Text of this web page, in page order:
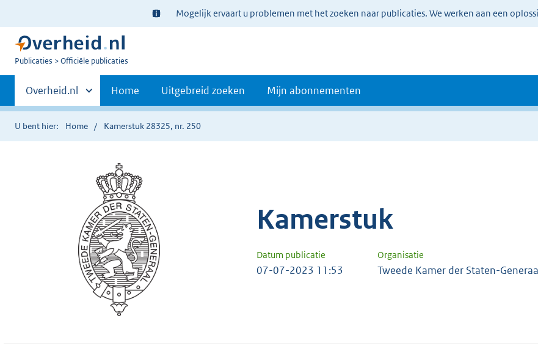
Ter
informatie:
Mogelijk ervaart u problemen met het zoeken naar publicaties. We werken aan een
U
Publicaties Officiële publicaties
Primaire
navigatie
Andere
sites
binnen
Overheid.nl Home Uitgebreid zoeken Mijn abonnementen
U bent hier: Home Kamerstuk 28325, nr. 250
Kamerstuk
Datum publicatie Organisatie
07-07-2023 11:53 Tweede Kamer der Staten-